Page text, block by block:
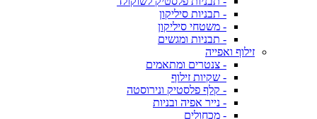
- תבניות סיליקון
- משטחי סיליקון
- תבניות ומגשים
זילוף ואפייה
- צנטרים ומתאמים
- שקיות זילוף
- קלף פלסטיק ונירוסטה
- נייר אפיה ובניות
- מכחולים